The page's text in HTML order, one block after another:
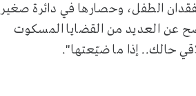
الطفل، وحصارها في دائرة
عن العديد من القضايا المسكوت
حالك.. إذا ما ضيّعتها".